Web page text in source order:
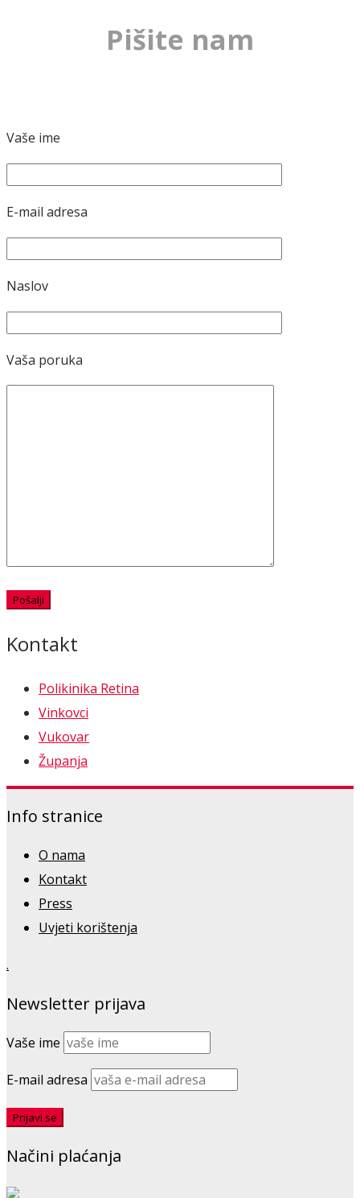
Pišite nam
Vaše ime
E-mail adresa
Naslov
Vaša poruka
Kontakt
Polikinika Retina
Vinkovci
Vukovar
Županja
Info stranice
O nama
Kontakt
Press
Uvjeti korištenja
.
Newsletter prijava
Vaše ime
E-mail adresa
Načini plaćanja